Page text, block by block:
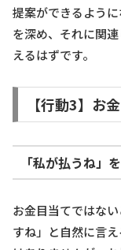
提案ができるよう
を深め、それに関
えるはずです。
【行動3】お
「私が払うね」
お金目当てではな
すね」と自然に言